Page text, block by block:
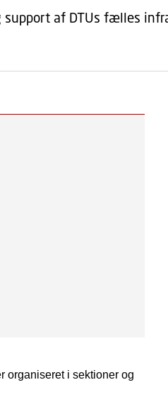
af DTUs fælles
organiseret i sektioner og